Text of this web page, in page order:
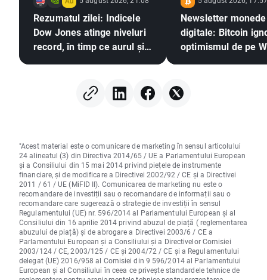
Rezumatul zilei: Indicele
Dow Jones atinge niveluri
record, în timp ce aurul și
speranțelor privind un
acord între SUA și Iran
Newsletter monede
digitale: Bitcoin
optimismul de pe
revină?
"Acest material este o comunicare de marketing în sensul articolului
24 alineatul (3) din Directiva 2014/65 / UE a Parlamentului European
și a Consiliului din 15 mai 2014 privind piețele de instrumente
financiare, și de modificare a Directivei 2002/92 / CE și a Directivei
2011 / 61 / UE (MiFID II). Comunicarea de marketing nu este o
recomandare de investiții sau o recomandare de informații sau o
recomandare care sugerează o strategie de investiții în sensul
Regulamentului (UE) nr. 596/2014 al Parlamentului European și al
Consiliului din 16 aprilie 2014 privind abuzul de piață ( reglementarea
abuzului de piață) și de abrogare a Directivei 2003/6 / CE a
Parlamentului European și a Consiliului și a Directivelor Comisiei
2003/124 / CE, 2003/125 / CE și 2004/72 / CE și a Regulamentului
delegat (UE) 2016/958 al Comisiei din 9 596/2014 al Parlamentului
European și al Consiliului în ceea ce privește standardele tehnice de